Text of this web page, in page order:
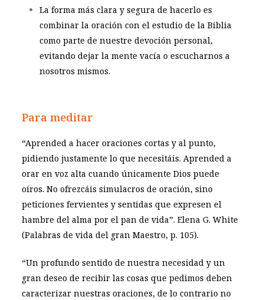
La forma más clara y segura de hacerlo es
combinar la oración con el estudio de la Biblia
como parte de nuestre devoción personal,
evitando dejar la mente vacía o escucharnos a
nosotros mismos.
Para meditar
“Aprended a hacer oraciones cortas y al punto,
pidiendo justamente lo que necesitáis. Aprended a
orar en voz alta cuando únicamente Dios puede
oíros. No ofrezcáis simulacros de oración, sino
peticiones fervientes y sentidas que expresen el
hambre del alma por el pan de vida”. Elena G. White
(Palabras de vida del gran Maestro, p. 105).
“Un profundo sentido de nuestra necesidad y un
gran deseo de recibir las cosas que pedimos deben
caracterizar nuestras oraciones, de lo contrario no